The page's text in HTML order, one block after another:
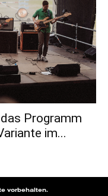
Programm
im...
vorbehalten.